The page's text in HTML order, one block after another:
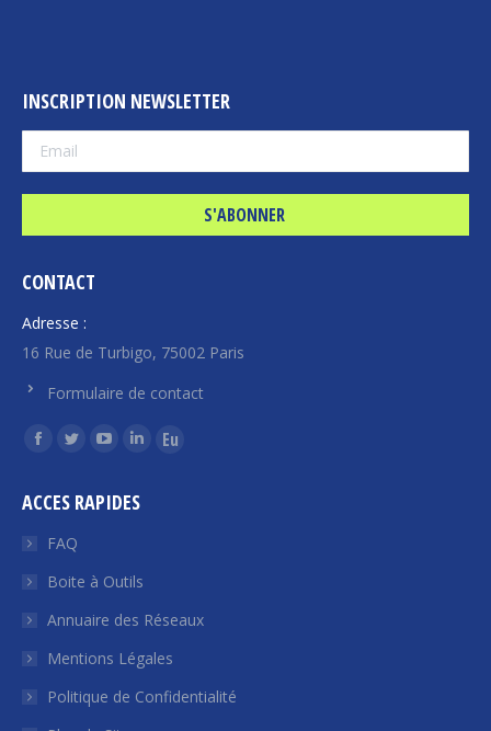
INSCRIPTION NEWSLETTER
CONTACT
Adresse :
16 Rue de Turbigo, 75002 Paris
Formulaire de contact
Trouvez nous sur :
La
Facebook
s'ouvre
une
nouvelle
fenêtre
La
Twitter
s'ouvre
une
nouvelle
fenêtre
La
YouTube
une
nouvelle
fenêtre
La
LinkedIn
une
nouvelle
fenêtre
La
nouvelle
fenêtre
ACCES RAPIDES
FAQ
Boite à Outils
Annuaire des Réseaux
Mentions Légales
Politique de Confidentialité